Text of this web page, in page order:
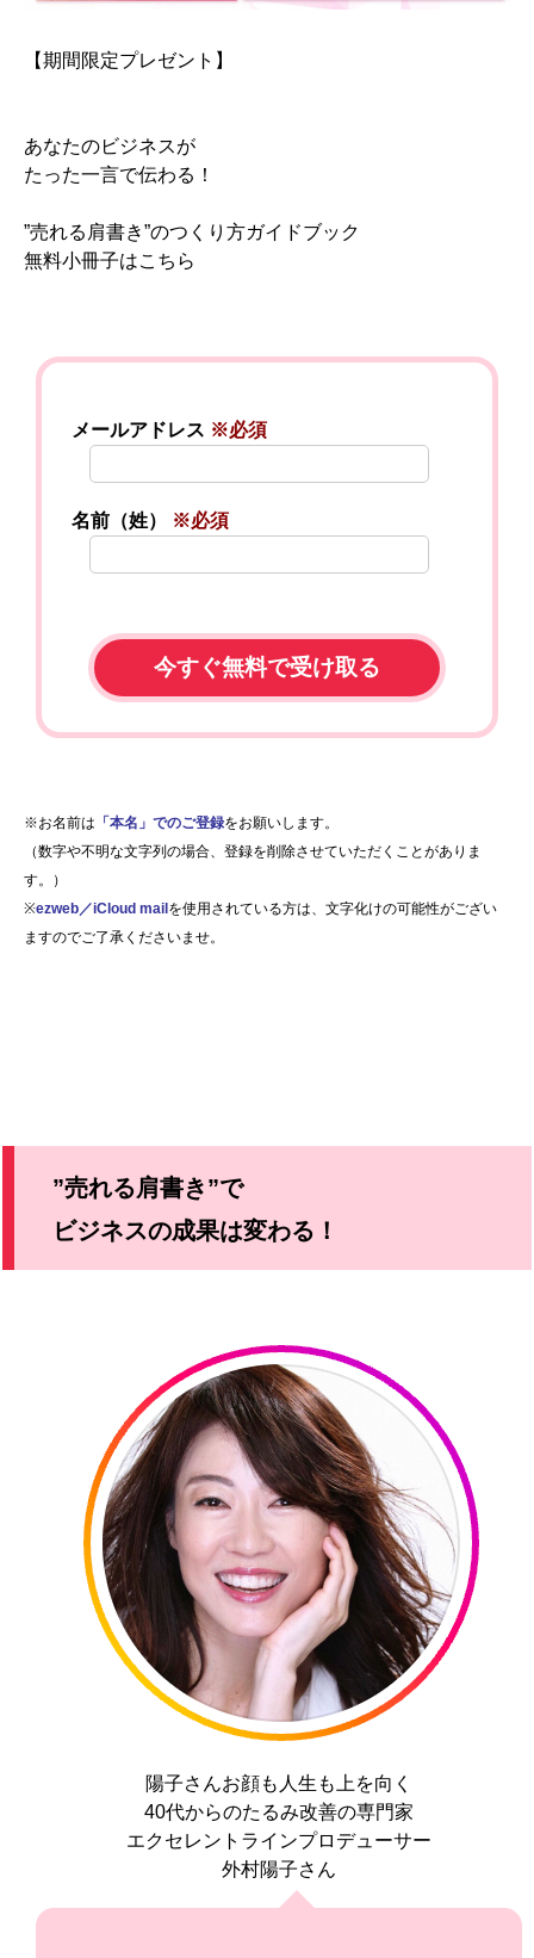
【期間限定プレゼント】
あなたのビジネスが
たった一言で伝わる！
”売れる肩書き”のつくり方ガイドブック
無料小冊子はこちら
メールアドレス ※必須
名前（姓） ※必須
※お名前は 「本名」でのご登録をお願いします。
（数字や不明な文字列の場合、登録を削除させていただくことがありま
す。）
※ezweb／iCloud mail を使用されている方は、文字化けの可能性がござい
ますのでご了承くださいませ。
”売れる肩書き”で
ビジネスの成果は変わる！
陽子さんお顔も人生も上を向く
40代からのたるみ改善の専門家
エクセレントラインプロデューサー
外村陽子さん